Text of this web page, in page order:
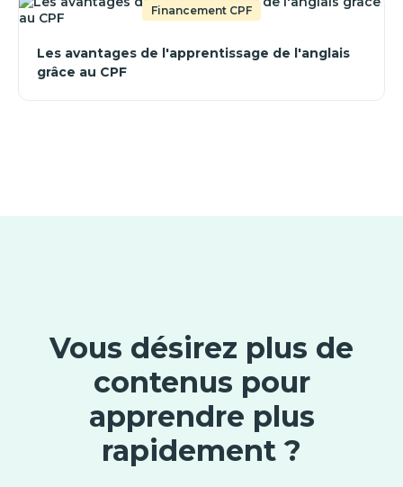
Financement CPF
Les avantages de l'apprentissage de l'anglais
grâce au CPF
Vous désirez plus de
contenus pour
apprendre plus
rapidement ?